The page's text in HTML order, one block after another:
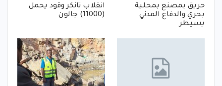
حريق بمصنع بمحلية
بحري والدفاع المدني
يسيطر
انقلاب تانكر وقود يحمل
(11000) جالون